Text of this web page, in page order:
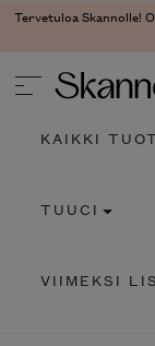
Tervetuloa Skannolle!
Type 2 or more
KAIKKI
TUUCI
VIIMEKSI